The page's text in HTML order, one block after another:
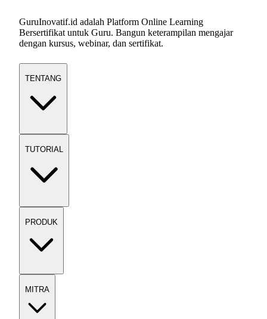
GuruInovatif.id adalah Platform Online Learning
Bersertifikat untuk Guru. Bangun keterampilan mengajar
dengan kursus, webinar, dan sertifikat.
TENTANG
TUTORIAL
PRODUK
MITRA